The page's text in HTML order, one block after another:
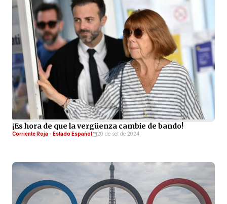
¡Es hora de que la vergüenza cambie de bando!
Corriente Roja - Estado Español 20 de set de 2024